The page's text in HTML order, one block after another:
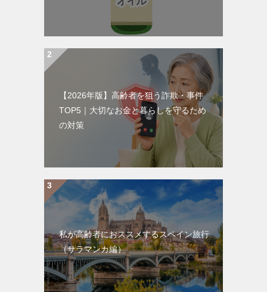
【2026年版】高齢者を狙う詐欺・事件
TOP5｜大切なお金と暮らしを守るため
の対策
私が高齢者におススメするスペイン旅行
（サラマンカ編）